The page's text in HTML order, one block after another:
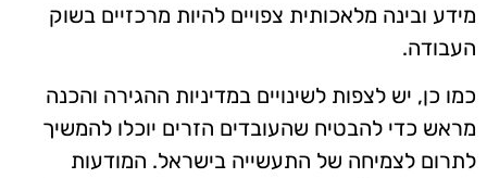
מידע ובינה מלאכותית צפויים להיות מרכזיים בשוק
העבודה.
כמו כן, יש לצפות לשינויים במדיניות ההגירה והכנה
מראש כדי להבטיח שהעובדים הזרים יוכלו להמשיך
לתרום לצמיחה של התעשייה בישראל. המודעות